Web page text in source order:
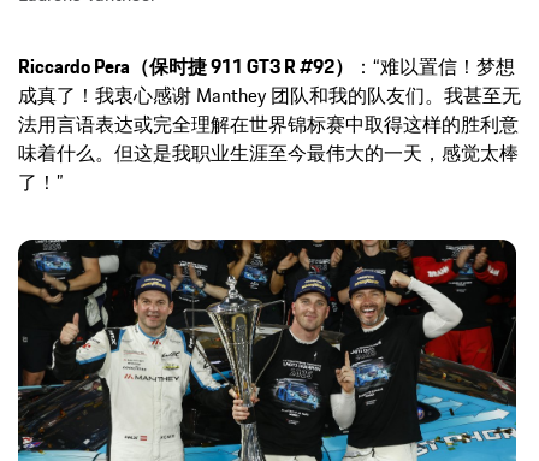
Riccardo Pera（保时捷 911 GT3 R #92）
：“难以置信！梦想
成真了！我衷心感谢 Manthey 团队和我的队友们。我甚至无
法用言语表达或完全理解在世界锦标赛中取得这样的胜利意
味着什么。但这是我职业生涯至今最伟大的一天，感觉太棒
了！”